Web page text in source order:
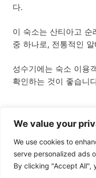
We value your
We use cookies to
serve personalized ads
By clicking "Accept All",
다.
이 숙소는 산티아고 순
중 하나로, 전통적인
성수기에는 숙소 이용
확인하는 것이 좋습니
카미노에서 잘못된 정보
폐쇄된 숙소, 침수 구간,
제보는 가이드를 최신